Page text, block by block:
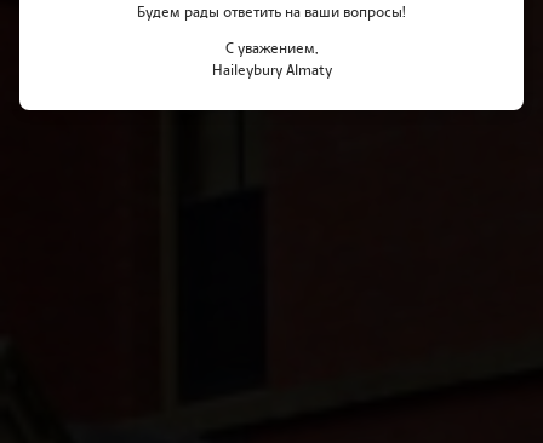
Будем рады ответить на ваши вопросы!
С уважением,
Haileybury Almaty